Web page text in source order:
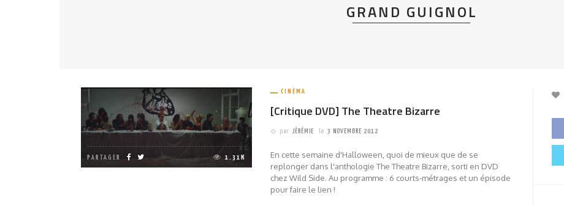
GRAND GUIGNOL
PARTAGER 1.31K
CINÉMA
[Critique DVD] The Theatre Bizarre
par JÉRÉMIE le 3 NOVEMBRE 2012
En cette semaine d'Halloween, quoi de mieux que de se
replonger dans l'anthologie The Theatre Bizarre, sorti en DVD
chez Wild Side. Au programme : 6 courts-métrages et un épisode
pour faire le lien !